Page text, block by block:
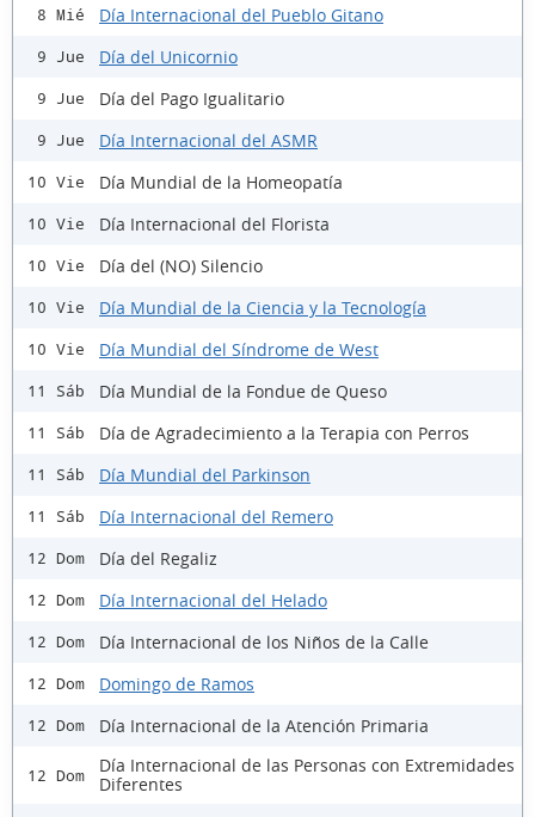
8 Mié Día Internacional del Pueblo Gitano
9 Jue Día del Unicornio
9 Jue Día del Pago Igualitario
9 Jue Día Internacional del ASMR
10 Vie Día Mundial de la Homeopatía
10 Vie Día Internacional del Florista
10 Vie Día del (NO) Silencio
10 Vie Día Mundial de la Ciencia y la Tecnología
10 Vie Día Mundial del Síndrome de West
11 Sáb Día Mundial de la Fondue de Queso
11 Sáb Día de Agradecimiento a la Terapia con Perros
11 Sáb Día Mundial del Parkinson
11 Sáb Día Internacional del Remero
12 Dom Día del Regaliz
12 Dom Día Internacional del Helado
12 Dom Día Internacional de los Niños de la Calle
12 Dom Domingo de Ramos
12 Dom Día Internacional de la Atención Primaria
12 Dom
Día Internacional de las Personas con Extremidades
Diferentes